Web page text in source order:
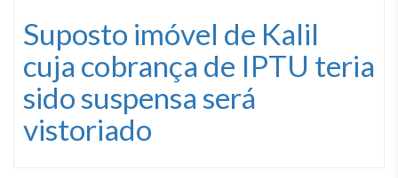
Suposto imóvel de Kalil
cuja cobrança de IPTU teria
sido suspensa será
vistoriado